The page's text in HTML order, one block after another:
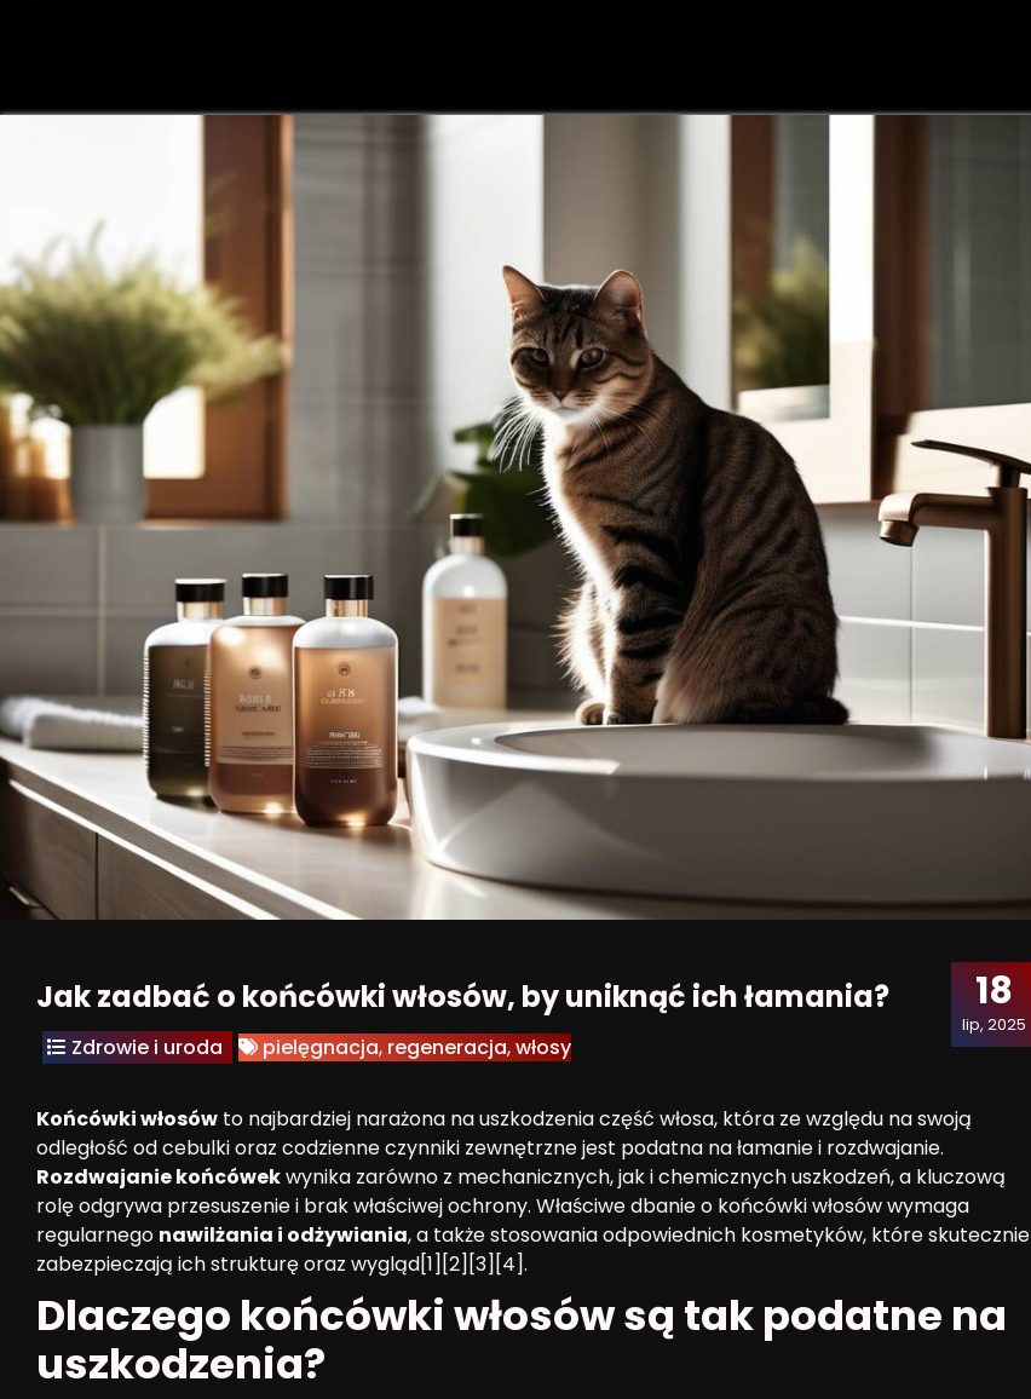
18
lip, 2025
Jak zadbać o końcówki włosów, by uniknąć ich łamania?
Zdrowie i uroda pielęgnacja, regeneracja,włosy
Końcówki włosów to najbardziej narażona na uszkodzenia część włosa, która ze względu na swoją
odległość od cebulki oraz codzienne czynniki zewnętrzne jest podatna na łamanie i rozdwajanie.
Rozdwajanie końcówekwynika zarówno z mechanicznych, jak i chemicznych uszkodzeń, a kluczową
rolę odgrywa przesuszenie i brak właściwej ochrony. Właściwe dbanie o końcówki włosów wymaga
regularnego nawilżania i odżywiania, a także stosowania odpowiednich kosmetyków, które skutecznie
zabezpieczają ich strukturę oraz wygląd[1][2][3][4].
Dlaczego końcówki włosów są tak podatne na
uszkodzenia?